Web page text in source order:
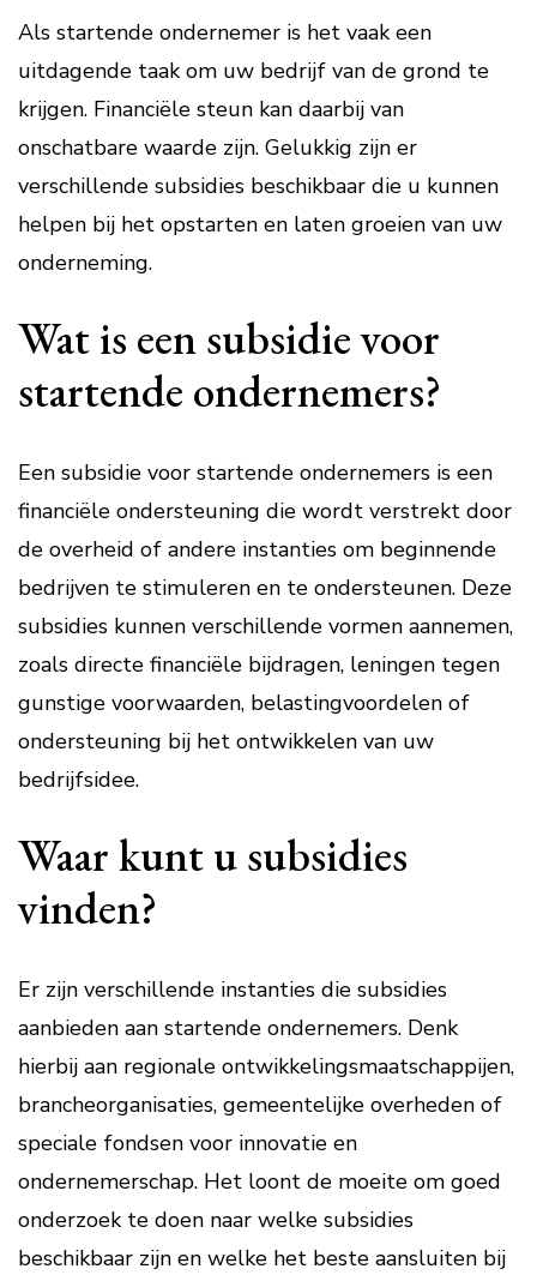
Als startende ondernemer is het vaak een
uitdagende taak om uw bedrijf van de grond te
krijgen. Financiële steun kan daarbij van
onschatbare waarde zijn. Gelukkig zijn er
verschillende subsidies beschikbaar die u kunnen
helpen bij het opstarten en laten groeien van uw
onderneming.
Wat is een subsidie voor
startende ondernemers?
Een subsidie voor startende ondernemers is een
financiële ondersteuning die wordt verstrekt door
de overheid of andere instanties om beginnende
bedrijven te stimuleren en te ondersteunen. Deze
subsidies kunnen verschillende vormen aannemen,
zoals directe financiële bijdragen, leningen tegen
gunstige voorwaarden, belastingvoordelen of
ondersteuning bij het ontwikkelen van uw
bedrijfsidee.
Waar kunt u subsidies
vinden?
Er zijn verschillende instanties die subsidies
aanbieden aan startende ondernemers. Denk
hierbij aan regionale ontwikkelingsmaatschappijen,
brancheorganisaties, gemeentelijke overheden of
speciale fondsen voor innovatie en
ondernemerschap. Het loont de moeite om goed
onderzoek te doen naar welke subsidies
beschikbaar zijn en welke het beste aansluiten bij